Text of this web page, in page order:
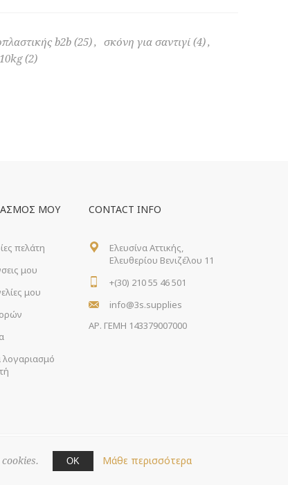
b2b (25), σκόνη για σαντιγί (4),
(2)
ΜΟΥ
πελάτη
μου
μου
λογαριασμό
CONTACT INFO
Ελευσίνα Αττικής,
Ελευθερίου Βενιζέλου 11
+(30) 210 55 46 501
info@3s.supplies
ΑΡ. ΓΕΜΗ 143379007000
ΟΚ Μάθε περισσότερα